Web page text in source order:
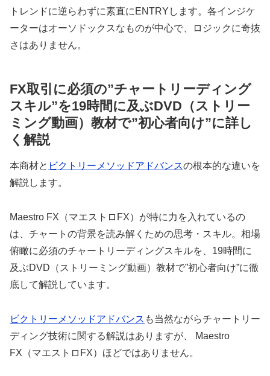
トレンドに逆らわずに素直にENTRYします。各インジケ
ーターはオーソドックスなものが中心で、ロジックに奇抜
さはありません。
FX取引に必須の”チャートリーディング
スキル”を19時間に及ぶDVD（ストリー
ミング動画）教材で”初心者向け”に詳し
く解説
本商材と ビクトリーメソッドアドバンスの根本的な違いを
解説します。
Maestro FX（マエストロFX）が特に力を入れているの
は、チャートの背景を読み解くための思考・スキル。相場
俯瞰に必須のチャートリーディングスキルを、19時間に
及ぶDVD（ストリーミング動画）教材で”初心者向け”に徹
底して解説しています。
ビクトリーメソッドアドバンス も当然ながらチャートリー
ディング技術に関する解説はありますが、 Maestro
FX（マエストロFX）ほどではありません。